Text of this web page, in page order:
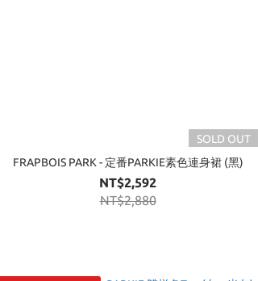
SOLD OUT
FRAPBOIS PARK - 定番PARKIE素色連身裙 (黑)
NT$2,592
NT$2,880